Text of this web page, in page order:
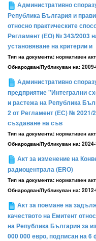
Административно
Република България и
относно практическите
Регламент (ЕО) № 343/2003
установяване на критерии и
Тип на документа: нормативен акт
Обнародван/Публикуван на:
Административно
предприятие "Интегрални
и растежа на Република
2 от Регламент (ЕС) № 2021/
създаване на съв
Тип на документа: нормативен акт
Обнародван/Публикуван на:
Акт за изменение на
радиоцентрала (ЕRО)
Тип на документа: нормативен акт
Обнародван/Публикуван на:
Акт за поемане на
качеството на Емитент
на Република България за
000 000 евро, подписан на 6